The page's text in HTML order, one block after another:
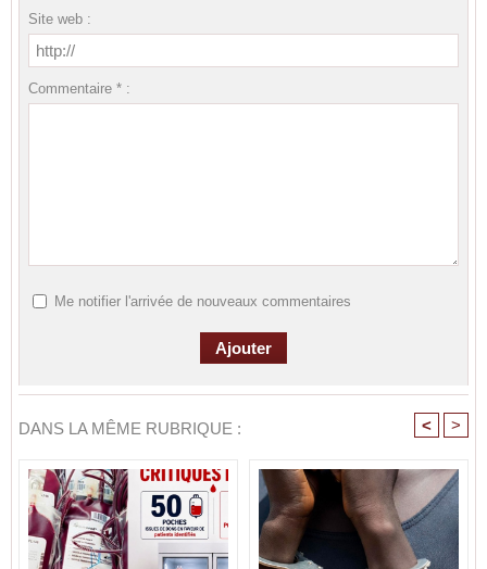
Site web :
Commentaire * :
Me notifier l'arrivée de nouveaux commentaires
DANS LA MÊME RUBRIQUE : < >